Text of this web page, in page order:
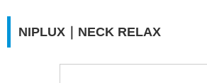
NIPLUX｜NECK RELAX